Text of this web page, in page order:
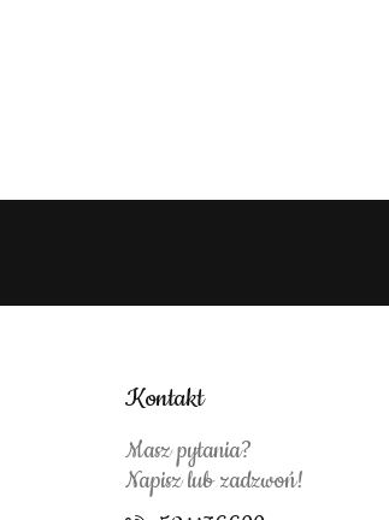
Kontakt
Masz pytania?
Napisz lub zadzwoń!